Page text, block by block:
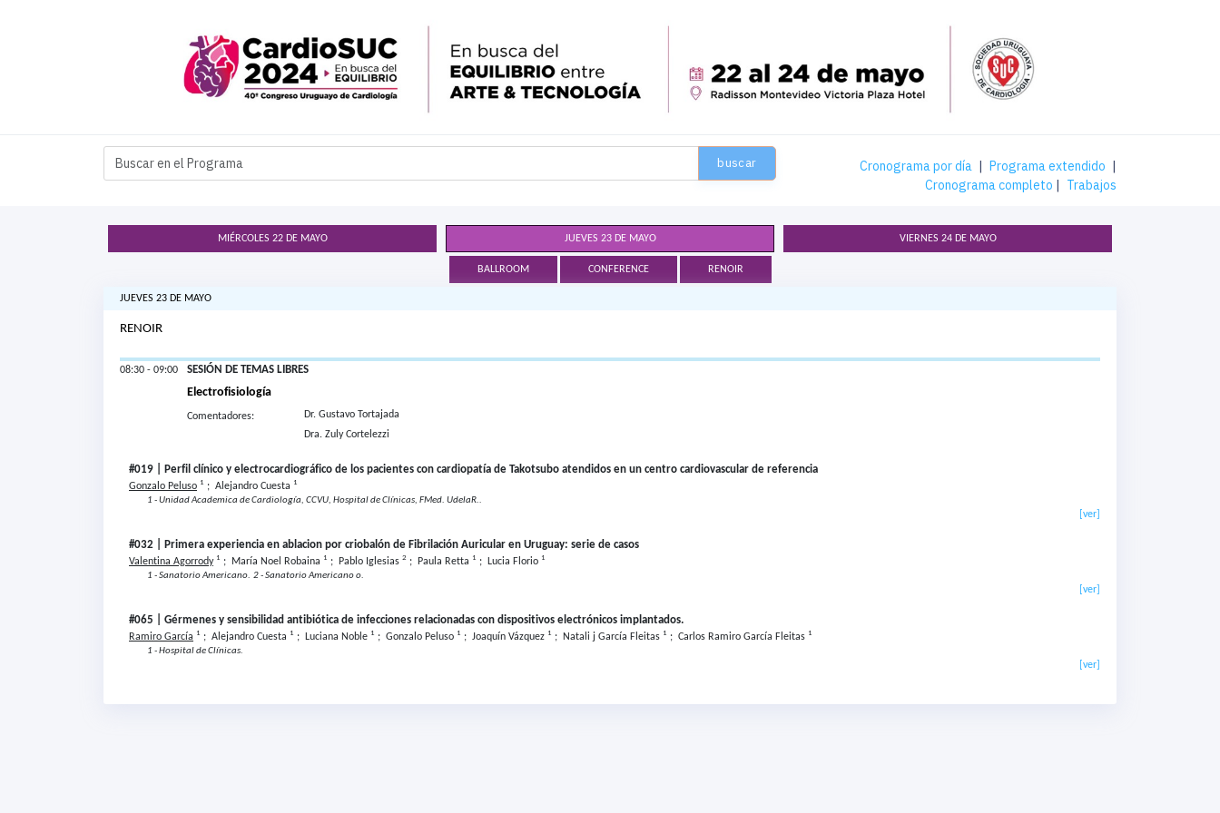
buscar Cronograma por día | Programa extendido |
Cronograma completo | Trabajos
MIÉRCOLES 22 DE MAYO JUEVES 23 DE MAYO VIERNES 24 DE MAYO
BALLROOM CONFERENCE RENOIR
JUEVES 23 DE MAYO
RENOIR
08:30 - 09:00 SESIÓN DE TEMAS LIBRES
Electrofisiología
Comentadores: Dr. Gustavo Tortajada
Dra. Zuly Cortelezzi
#019 | Perfil clínico y electrocardiográfico de los pacientes con cardiopatía de Takotsubo atendidos en un centro cardiovascular de referencia
Gonzalo Peluso 1 ; Alejandro Cuesta 1
1 - Unidad Academica de Cardiología, CCVU, Hospital de Clínicas, FMed. UdelaR..
[ver]
#032 | Primera experiencia en ablacion por criobalón de Fibrilación Auricular en Uruguay: serie de casos
Valentina Agorrody 1 ; María Noel Robaina 1 ; Pablo Iglesias 2 ; Paula Retta 1 ; Lucia Florio 1
1 - Sanatorio Americano. 2 - Sanatorio Americano o.
[ver]
#065 | Gérmenes y sensibilidad antibiótica de infecciones relacionadas con dispositivos electrónicos implantados.
Ramiro García 1 ; Alejandro Cuesta 1 ; Luciana Noble 1 ; Gonzalo Peluso 1 ; Joaquín Vázquez 1 ; Natali j García Fleitas 1 ; Carlos Ramiro García Fleitas 1
1 - Hospital de Clínicas.
[ver]